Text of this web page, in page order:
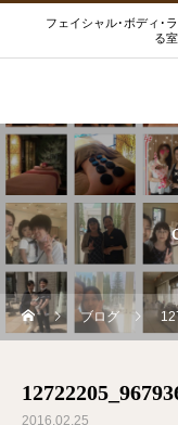
フェイシャル･ボディ･
る
ブログ
2016.02.25